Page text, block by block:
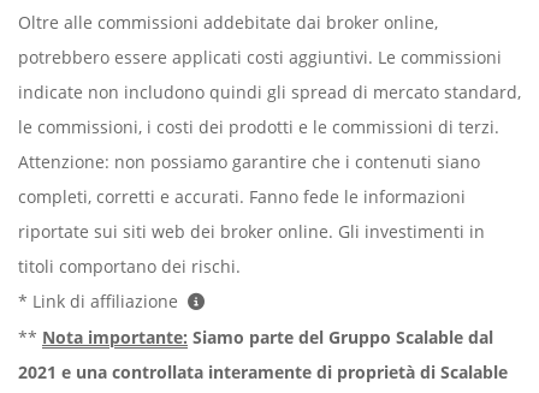
Oltre alle commissioni addebitate dai broker online,
potrebbero essere applicati costi aggiuntivi. Le commissioni
indicate non includono quindi gli spread di mercato standard,
le commissioni, i costi dei prodotti e le commissioni di terzi.
Attenzione: non possiamo garantire che i contenuti siano
completi, corretti e accurati. Fanno fede le informazioni
riportate sui siti web dei broker online. Gli investimenti in
titoli comportano dei rischi.
* Link di affiliazione
** Nota importante: Siamo parte del Gruppo Scalable dal
2021 e una controllata interamente di proprietà di Scalable